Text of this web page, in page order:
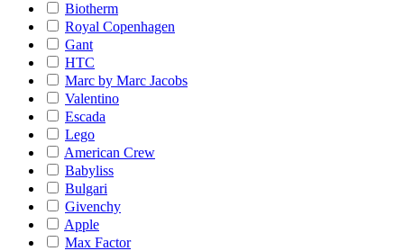
Biotherm
Royal Copenhagen
Gant
HTC
Marc by Marc Jacobs
Valentino
Escada
Lego
American Crew
Babyliss
Bulgari
Givenchy
Apple
Max Factor